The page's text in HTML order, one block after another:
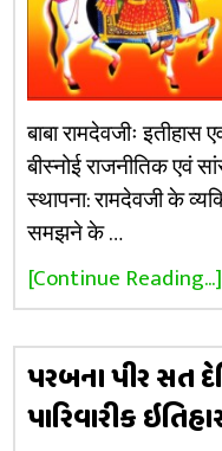
बाबा रामदेवजीः इतीहास
बीस्नोई राजनीतिक एवं
स्थापना: रामदेवजी के
समझने के …
[Continue Reading...]
પરબના પીર સત
પારિવારીક